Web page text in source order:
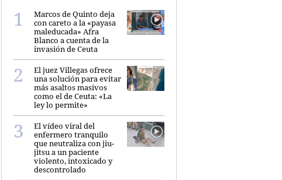
Marcos de Quinto deja
con careto a la «payasa
maleducada» Afra
Blanco a cuenta de la
invasión de Ceuta
El juez Villegas ofrece
una solución para evitar
más asaltos masivos
como el de Ceuta: «La
ley lo permite»
El vídeo viral del
enfermero tranquilo
que neutraliza con jiu-
jitsu a un paciente
violento, intoxicado y
descontrolado